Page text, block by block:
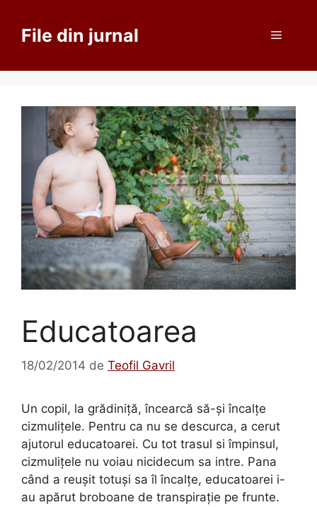
conținutFile din jurnal Meniu
Educatoarea
18/02/2014 de Teofil Gavril
Un copil, la grădiniţă, încearcă să-şi încalţe
cizmuliţele. Pentru ca nu se descurca, a cerut
ajutorul educatoarei. Cu tot trasul si împinsul,
cizmuliţele nu voiau nicidecum sa intre. Pana
când a reuşit totuşi sa îl încalţe, educatoarei i-
au apărut broboane de transpiraţie pe frunte.